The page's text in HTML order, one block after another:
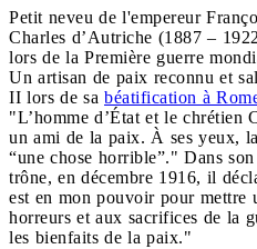
Petit neveu de l'empereur
Charles d’Autriche (1887 –
lors de la Première guerre
Un artisan de paix reconnu et
II lors de sa béatification à
"L’homme d’État et le
un ami de la paix. À ses yeux,
“une chose horrible”." Dans
trône, en décembre 1916, il
est en mon pouvoir pour mettre
horreurs et aux sacrifices de la
les bienfaits de la paix."